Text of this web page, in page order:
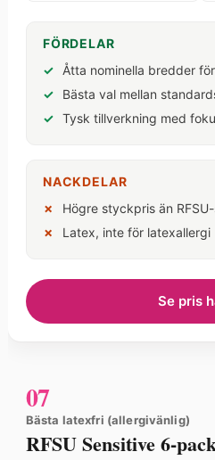
FÖRDELAR
Åtta nominella bredder
Bästa val mellan
Tysk tillverkning med
NACKDELAR
Högre styckpris än
Latex, inte för latexallergi
Se pris
07
Bästa latexfri (allergivänlig)
RFSU Sensitive 6-